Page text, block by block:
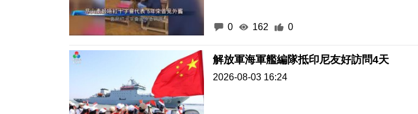
0 162 0
解放軍海軍艦編隊抵印尼友好訪問4天
2026-08-03 16:24